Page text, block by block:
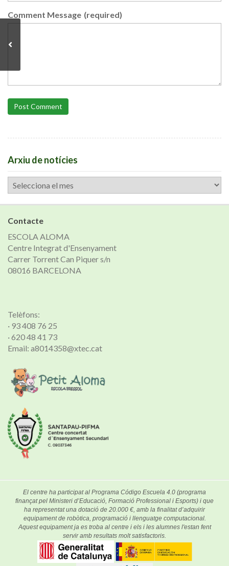
Comment Message (required)
Post Comment
Arxiu de notícies
Arxiu
de
notícies
Contacte
ESCOLA ALOMA
Centre Integrat d'Ensenyament
Carrer Torrent Can Piquer s/n
08016 BARCELONA
Telèfons:
· 93 408 76 25
· 620 48 41 73
Email: a8014358@xtec.cat
El centre ha participat al Programa Código Escuela 4.0 (programa
finançat pel Ministeri d’Educació, Formació Professional i Esports) i que
ha representat una dotació de 20.000 €, amb la finalitat d’adquirir
equipament de robòtica, programació i llenguatge computacional.
Aquest equipament ja es troba al centre i els i les alumnes l'estan fent
servir amb resultats molt satisfactoris.